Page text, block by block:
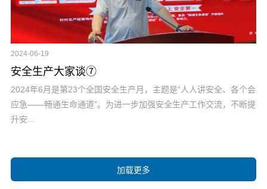
2024-06-19
安全生产大家谈⑦
2024年6月是第23个全国安全生产月，主题是“人人讲安全、各个会
应急——畅通生命通道”。为进一步加强安全生产工作交流，不断提
升安...